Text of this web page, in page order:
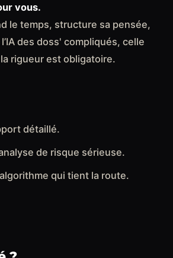
vous.
le temps, structure sa pensée,
des doss' compliqués, celle
rigueur est obligatoire.
détaillé.
de risque sérieuse.
qui tient la route.